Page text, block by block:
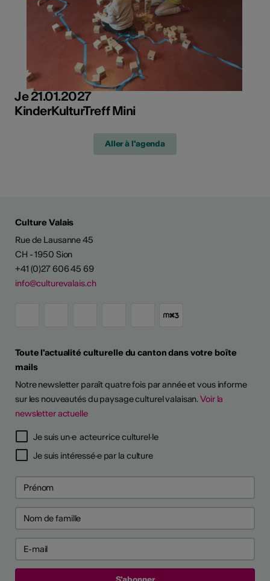
Je 21.01.2027
KinderKulturTreff Mini
Aller à l'agenda
Culture Valais
Rue de Lausanne 45
CH - 1950 Sion
+41 (0)27 606 45 69
info@culturevalais.ch
Toute l'actualité culturelle du canton dans votre boîte
mails
Notre newsletter paraît quatre fois par année et vous informe
sur les nouveautés du paysage culturel valaisan.Voir la
newsletter actuelle
Je suis un·e acteur·rice culturel·le
Je suis intéressé·e par la culture